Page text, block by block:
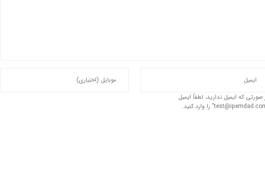
صورتی که ایمیل ندارید، لطفاً ایمیل